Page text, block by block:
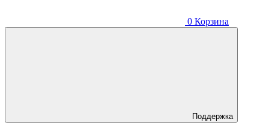
0 Корзина
Поддержка